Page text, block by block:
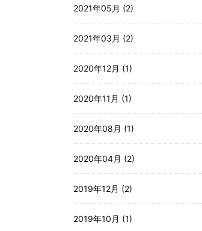
2021年05月 (2)
2021年03月 (2)
2020年12月 (1)
2020年11月 (1)
2020年08月 (1)
2020年04月 (2)
2019年12月 (2)
2019年10月 (1)